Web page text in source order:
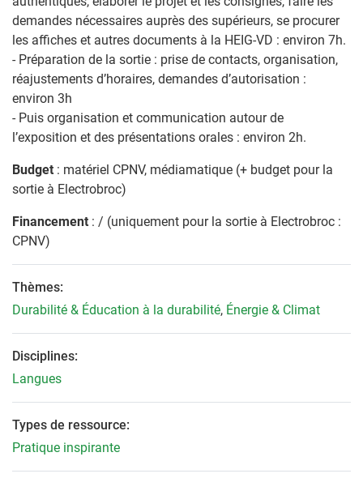
demandes nécessaires auprès des supérieurs, se procurer
les affiches et autres documents à la HEIG-VD : environ 7h.
- Préparation de la sortie : prise de contacts, organisation,
réajustements d’horaires, demandes d’autorisation :
environ 3h
- Puis organisation et communication autour de
l’exposition et des présentations orales : environ 2h.
Budget : matériel CPNV, médiamatique (+ budget pour la
sortie à Electrobroc)
Financement : / (uniquement pour la sortie à Electrobroc :
CPNV)
Thèmes:
Durabilité & Éducation à la durabilité, Énergie & Climat
Disciplines:
Langues
Types de ressource:
Pratique inspirante